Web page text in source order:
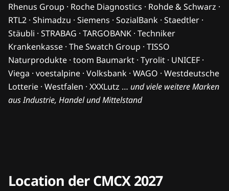
Rhenus Group · Roche Diagnostics · Rohde & Schwarz ·
RTL2 · Shimadzu · Siemens · SozialBank · Staedtler ·
Stäubli · STRABAG · TARGOBANK · Techniker
Krankenkasse · The Swatch Group · TISSO
Naturprodukte · toom Baumarkt · Tyrolit · UNICEF ·
Viega · voestalpine · Volksbank · WAGO · Westdeutsche
Lotterie · Westfalen · XXXLutz … und viele weitere Marken
aus Industrie, Handel und Mittelstand
Location der CMCX 2027